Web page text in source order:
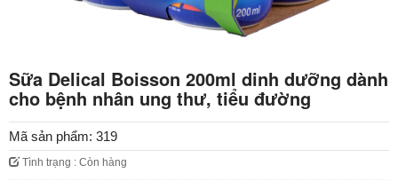
Sữa Delical Boisson 200ml dinh dưỡng dành
cho bệnh nhân ung thư, tiểu đường
Mã sản phẩm: 319
Tình trạng : Còn hàng